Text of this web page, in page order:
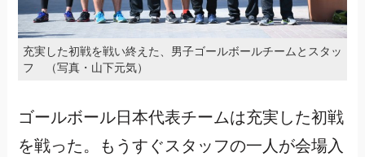
充実した初戦を戦い終えた、男子ゴールボールチームとスタッ
フ （写真・山下元気）
ゴールボール日本代表チームは充実した初戦
を戦った。もうすぐスタッフの一人が会場入